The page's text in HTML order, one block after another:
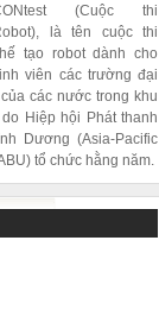
(Cuộc thi
là tên cuộc thi
tạo robot dành cho
viên các trường đại
các nước trong khu
Hiệp hội Phát thanh
Dương (Asia-Pacific
tổ chức hằng năm.